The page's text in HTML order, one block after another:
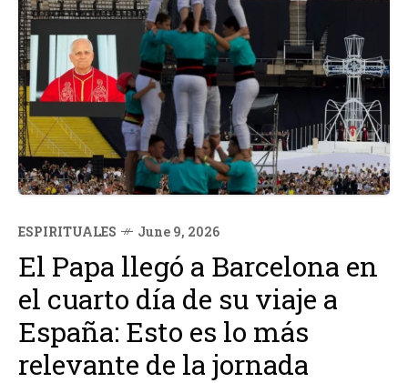
ESPIRITUALES June 9, 2026
El Papa llegó a Barcelona en
el cuarto día de su viaje a
España: Esto es lo más
relevante de la jornada